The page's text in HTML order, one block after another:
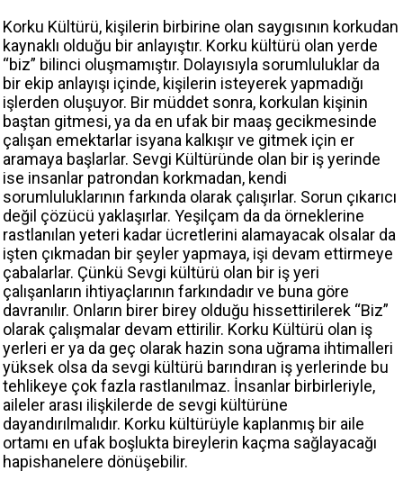
Korku Kültürü, kişilerin birbirine olan saygısının korkudan
kaynaklı olduğu bir anlayıştır. Korku kültürü olan yerde
“biz” bilinci oluşmamıştır. Dolayısıyla sorumluluklar da
bir ekip anlayışı içinde, kişilerin isteyerek yapmadığı
işlerden oluşuyor. Bir müddet sonra, korkulan kişinin
baştan gitmesi, ya da en ufak bir maaş gecikmesinde
çalışan emektarlar isyana kalkışır ve gitmek için er
aramaya başlarlar. Sevgi Kültüründe olan bir iş yerinde
ise insanlar patrondan korkmadan, kendi
sorumluluklarının farkında olarak çalışırlar. Sorun çıkarıcı
değil çözücü yaklaşırlar. Yeşilçam da da örneklerine
rastlanılan yeteri kadar ücretlerini alamayacak olsalar da
işten çıkmadan bir şeyler yapmaya, işi devam ettirmeye
çabalarlar. Çünkü Sevgi kültürü olan bir iş yeri
çalışanların ihtiyaçlarının farkındadır ve buna göre
davranılır. Onların birer birey olduğu hissettirilerek “Biz”
olarak çalışmalar devam ettirilir. Korku Kültürü olan iş
yerleri er ya da geç olarak hazin sona uğrama ihtimalleri
yüksek olsa da sevgi kültürü barındıran iş yerlerinde bu
tehlikeye çok fazla rastlanılmaz. İnsanlar birbirleriyle,
aileler arası ilişkilerde de sevgi kültürüne
dayandırılmalıdır. Korku kültürüyle kaplanmış bir aile
ortamı en ufak boşlukta bireylerin kaçma sağlayacağı
hapishanelere dönüşebilir.